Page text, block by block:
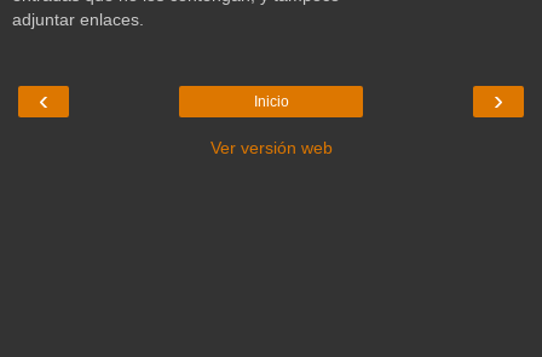
adjuntar enlaces.
‹ ›
Inicio
Ver versión web